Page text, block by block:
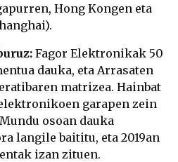
Hong Kongen eta
Fagor Elektronikak 50
dauka, eta Arrasaten
matrizea. Hainbat
garapen zein
osoan dauka
langile baititu, eta 2019an
izan zituen.